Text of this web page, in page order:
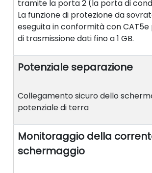
tramite la porta 2 (la porta di
La funzione di protezione da
eseguita in conformità con
di trasmissione dati fino a 1 GB.
Potenziale separazione
Collegamento sicuro dello
potenziale di terra
Monitoraggio della
schermaggio